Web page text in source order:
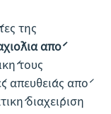
της
από
τους
απευθείας από
διαχείριση